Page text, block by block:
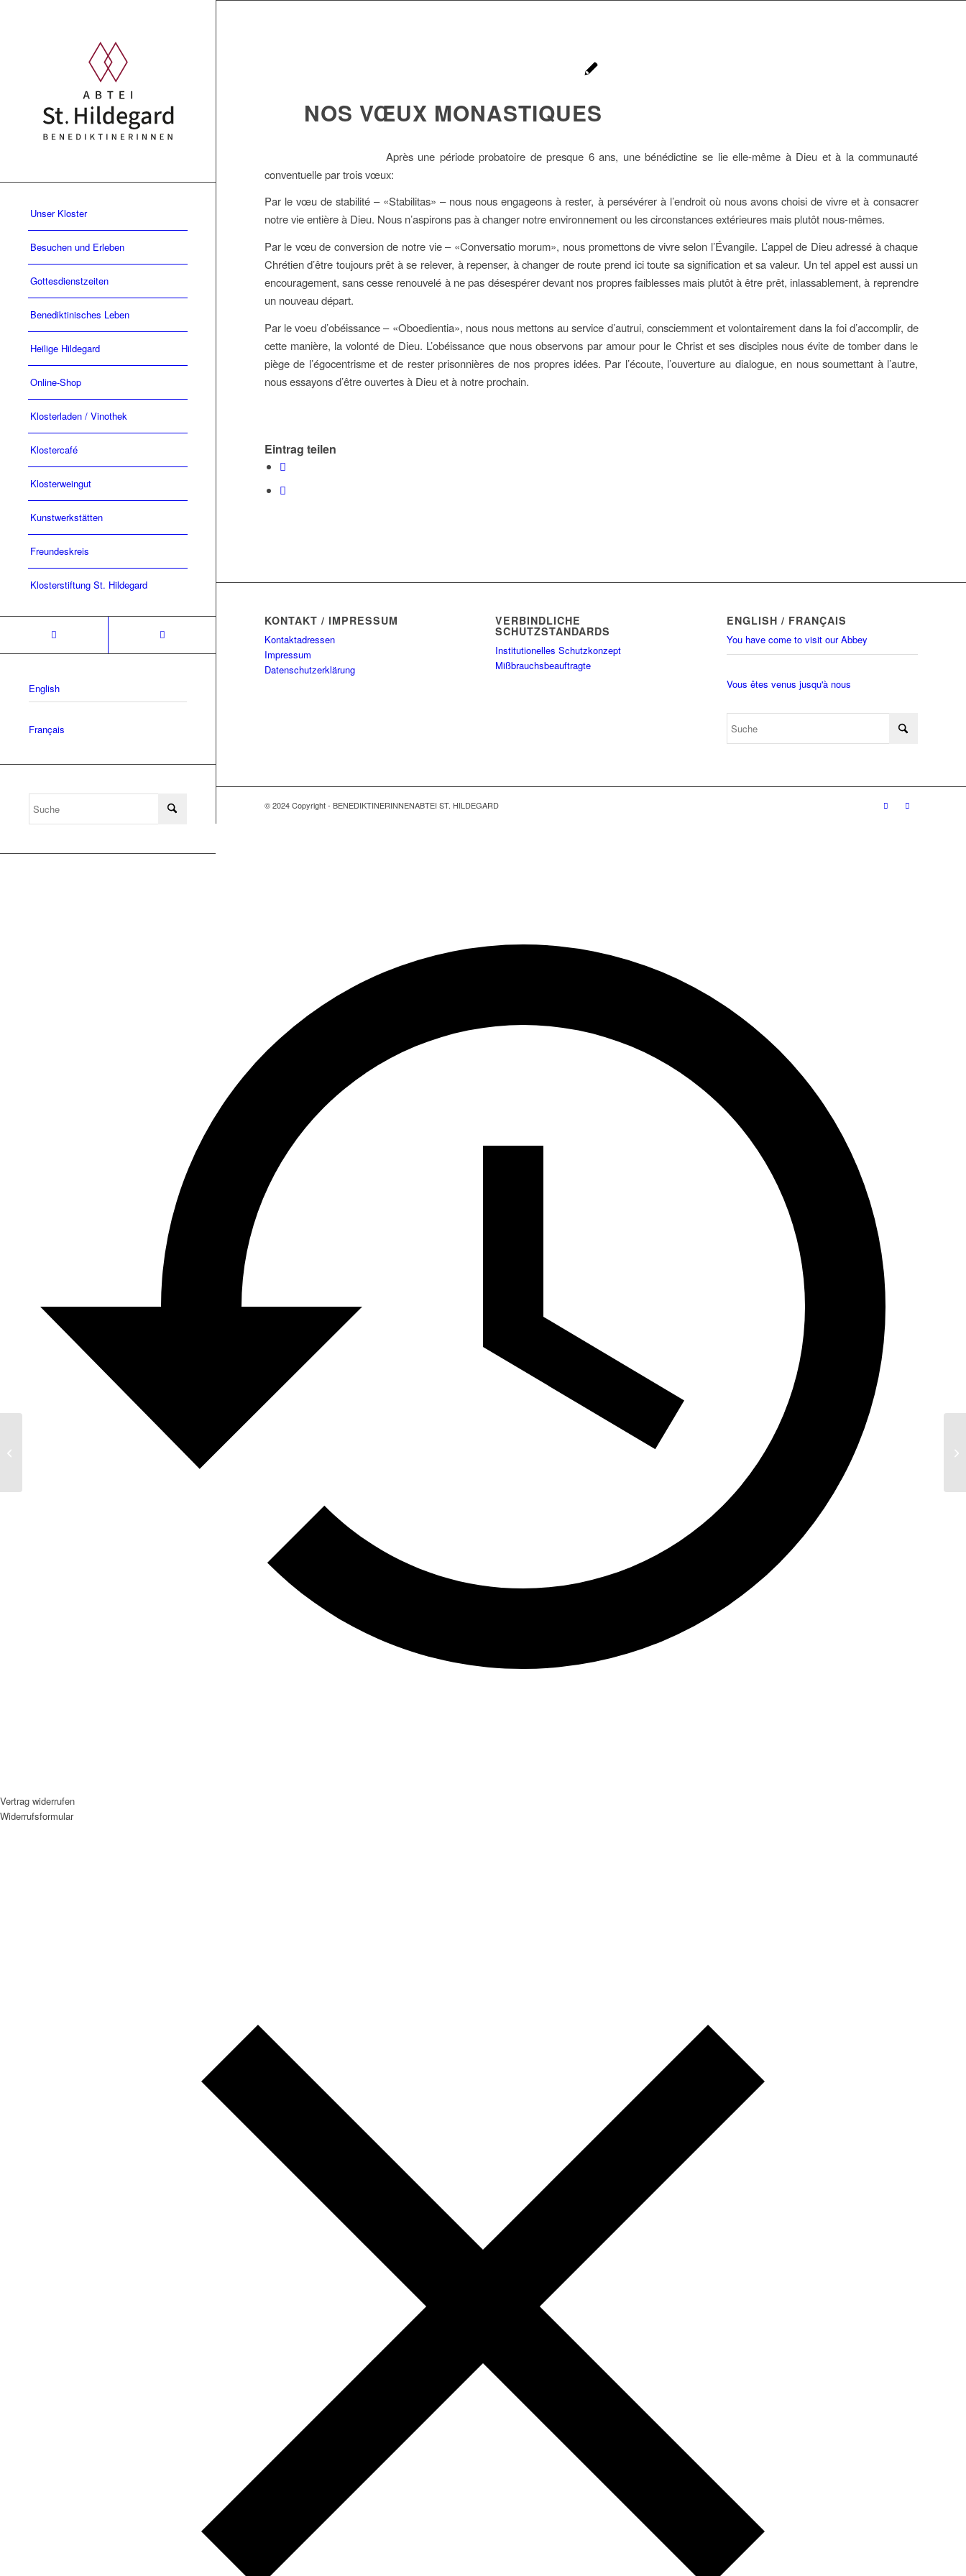
Unser Kloster
Besuchen und Erleben
Gottesdienstzeiten
Benediktinisches Leben
Heilige Hildegard
Online-Shop
Klosterladen / Vinothek
Klostercafé
Klosterweingut
Kunstwerkstätten
Freundeskreis
Klosterstiftung St. Hildegard
English
Français
NOS VŒUX MONASTIQUES
Après une période probatoire de presque 6 ans, une bénédictine se lie elle-même à Dieu et à la communauté
conventuelle par trois vœux:
Par le vœu de stabilité – «Stabilitas» – nous nous engageons à rester, à persévérer à l’endroit où nous avons choisi de vivre et à consacrer
notre vie entière à Dieu. Nous n’aspirons pas à changer notre environnement ou les circonstances extérieures mais plutôt nous-mêmes.
Par le vœu de conversion de notre vie – «Conversatio morum», nous promettons de vivre selon l’Évangile. L’appel de Dieu adressé à chaque
Chrétien d’être toujours prêt à se relever, à repenser, à changer de route prend ici toute sa signification et sa valeur. Un tel appel est aussi un
encouragement, sans cesse renouvelé à ne pas désespérer devant nos propres faiblesses mais plutôt à être prêt, inlassablement, à reprendre
un nouveau départ.
Par le voeu d’obéissance – «Oboedientia», nous nous mettons au service d’autrui, consciemment et volontairement dans la foi d’accomplir, de
cette manière, la volonté de Dieu. L’obéissance que nous observons par amour pour le Christ et ses disciples nous évite de tomber dans le
piège de l’égocentrisme et de rester prisonnières de nos propres idées. Par l’écoute, l’ouverture au dialogue, en nous soumettant à l’autre,
nous essayons d’être ouvertes à Dieu et à notre prochain.
Eintrag teilen
KONTAKT / IMPRESSUM
Kontaktadressen
Impressum
Datenschutzerklärung
VERBINDLICHE
SCHUTZSTANDARDS
Institutionelles Schutzkonzept
Mißbrauchsbeauftragte
ENGLISH / FRANÇAIS
You have come to visit our Abbey
Vous êtes venus jusqu'à nous
© 2024 Copyright - BENEDIKTINERINNENABTEI ST. HILDEGARD
Vertrag widerrufen
Widerrufsformular